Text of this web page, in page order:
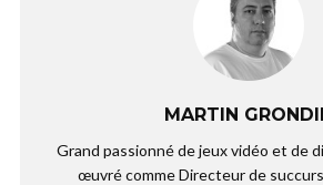
MARTIN
Grand passionné de jeux vidéo et de
œuvré comme Directeur de